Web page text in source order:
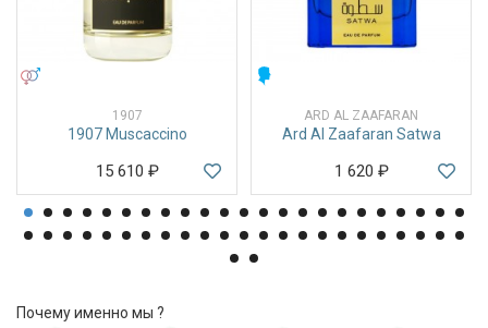
1907
1907 Muscaccino
15 610 ₽
ARD AL ZAAFARAN
Ard Al Zaafaran Satwa
1 620 ₽
Почему именно мы ?